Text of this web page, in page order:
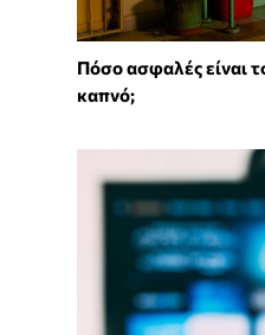
Πόσο ασφαλές είναι
καπνό;